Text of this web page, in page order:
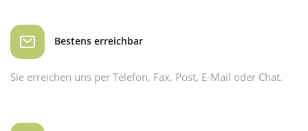
Bestens erreichbar
Sie erreichen uns per Telefon, Fax, Post, E-Mail oder Chat.